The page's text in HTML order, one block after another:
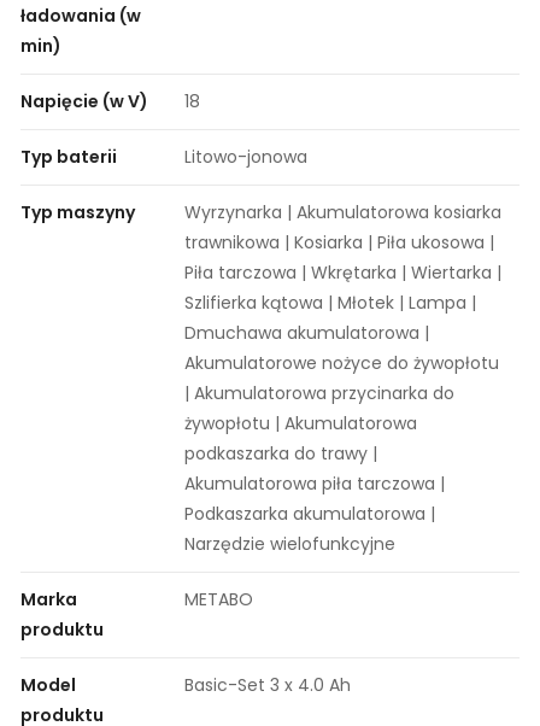
ładowania (w
min)
Napięcie (w V) 18
Typ baterii Litowo-jonowa
Typ maszyny
Wyrzynarka | Akumulatorowa kosiarka
trawnikowa | Kosiarka | Piła ukosowa |
Piła tarczowa | Wkrętarka | Wiertarka |
Szlifierka kątowa | Młotek | Lampa |
Dmuchawa akumulatorowa |
Akumulatorowe nożyce do żywopłotu
| Akumulatorowa przycinarka do
żywopłotu | Akumulatorowa
podkaszarka do trawy |
Akumulatorowa piła tarczowa |
Podkaszarka akumulatorowa |
Narzędzie wielofunkcyjne
Marka
produktu
METABO
Model
produktu
Basic-Set 3 x 4.0 Ah